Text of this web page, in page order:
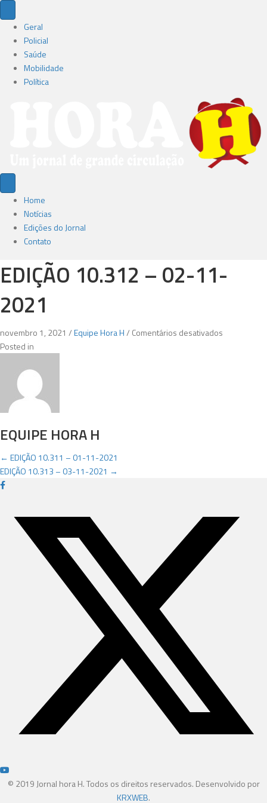
Geral
Policial
Saúde
Mobilidade
Política
Home
Notícias
Edições do Jornal
Contato
EDIÇÃO 10.312 – 02-11-
2021
novembro 1, 2021 /Equipe Hora H/ Comentários desativados
Posted in
EQUIPE HORA H
POSTS
NAVIGATION
← EDIÇÃO 10.311 – 01-11-2021
EDIÇÃO 10.313 – 03-11-2021 →
© 2019 Jornal hora H. Todos os direitos reservados. Desenvolvido por
KRXWEB.